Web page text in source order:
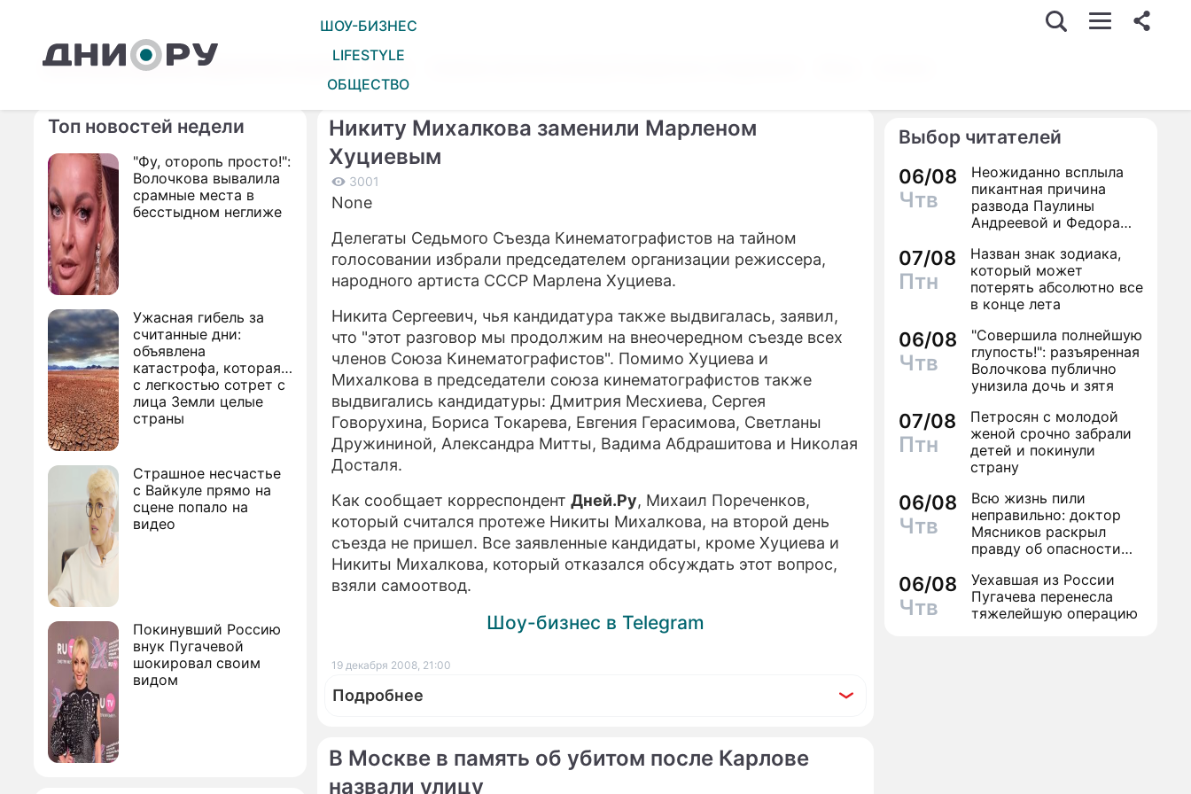
ШОУ-БИЗНЕС
LIFESTYLE
ОБЩЕСТВО
ЭКОНОМИКА
ПРОИСШЕСТВИЯ
СОННИК
СТИЛЬ ЖИЗНИ
СЕРИАЛЫ
ИГРЫ
О ПРОЕКТЕ
Волочкова публично обрушилась на дочь
Топ новостей недели
"Фу, оторопь просто!":
Волочкова вывалила
срамные места в
бесстыдном неглиже
Ужасная гибель за
считанные дни:
объявлена
катастрофа, которая
с легкостью сотрет с
лица Земли целые
страны
Страшное несчастье
с Вайкуле прямо на
сцене попало на
видео
Покинувший Россию
внук Пугачевой
шокировал своим
видом
Никиту Михалкова заменили Марленом
Хуциевым
3001
None
Делегаты Седьмого Съезда Кинематографистов на тайном
голосовании избрали председателем организации режиссера,
народного артиста СССР Марлена Хуциева.
Никита Сергеевич, чья кандидатура также выдвигалась, заявил,
что "этот разговор мы продолжим на внеочередном съезде всех
членов Союза Кинематографистов". Помимо Хуциева и
Михалкова в председатели союза кинематографистов также
выдвигались кандидатуры: Дмитрия Месхиева, Сергея
Говорухина, Бориса Токарева, Евгения Герасимова, Светланы
Дружининой, Александра Митты, Вадима Абдрашитова и Николая
Досталя.
Как сообщает корреспондент Дней.Ру, Михаил Пореченков,
который считался протеже Никиты Михалкова, на второй день
съезда не пришел. Все заявленные кандидаты, кроме Хуциева и
Никиты Михалкова, который отказался обсуждать этот вопрос,
взяли самоотвод.
Шоу-бизнес в Telegram
19 декабря 2008, 21:00
Подробнее
В Москве в память об убитом после Карлове
назвали улицу
Выбор читателей
06/08
Чтв
Неожиданно всплыла
пикантная причина
развода Паулины
Андреевой и Федора
07/08
Птн
Назван знак зодиака,
который может
потерять абсолютно все
в конце лета
06/08
Чтв
"Совершила полнейшую
глупость!": разъяренная
Волочкова публично
унизила дочь и зятя
07/08
Птн
Петросян с молодой
женой срочно забрали
детей и покинули
страну
06/08
Чтв
Всю жизнь пили
неправильно: доктор
Мясников раскрыл
правду об опасности
06/08
Чтв
Уехавшая из России
Пугачева перенесла
тяжелейшую операцию